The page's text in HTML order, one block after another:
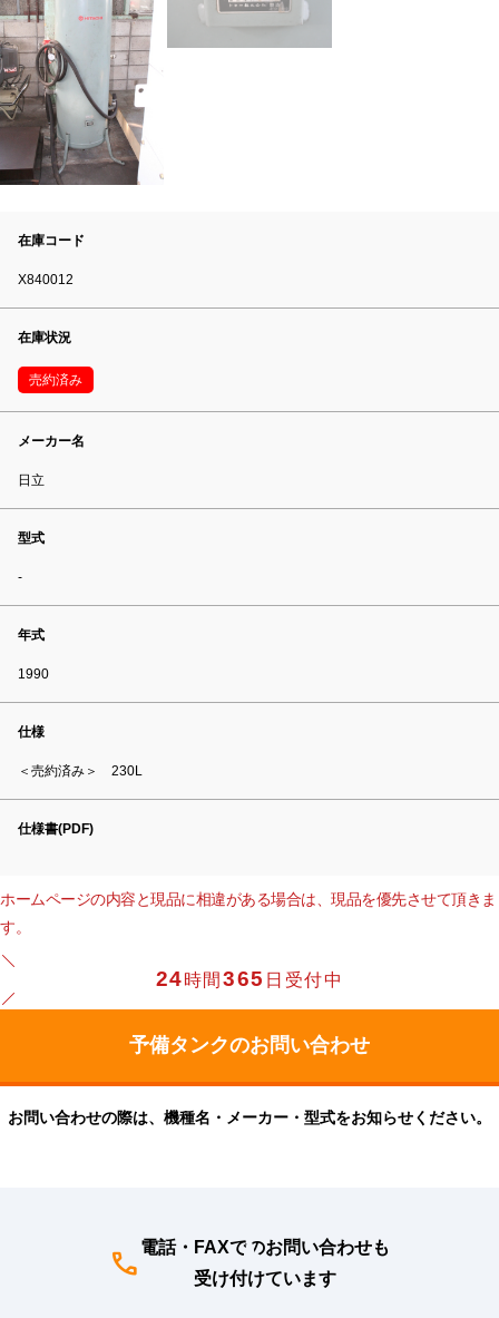
在庫コード
X840012
在庫状況
売約済み
メーカー名
日立
型式
-
年式
1990
仕様
＜売約済み＞ 230L
仕様書(PDF)
ホームページの内容と現品に相違がある場合は、現品を優先させて頂きま
す。
24時間365 日受付中
お問い合わせの際は、機種名・メーカー・型式をお知らせください。
電話・FAXでのお問い合わせも
受け付けています